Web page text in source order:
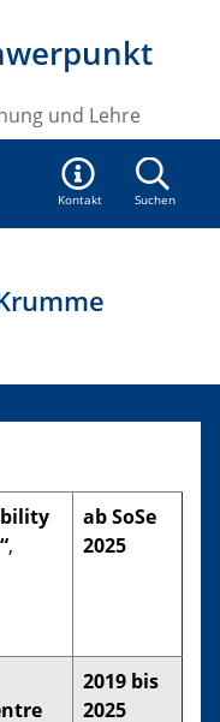
und Lehre
Kontakt Suchen
,
ab SoSe
2025
2019 bis
2025